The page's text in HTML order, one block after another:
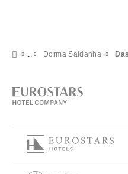
Dorma Saldanha